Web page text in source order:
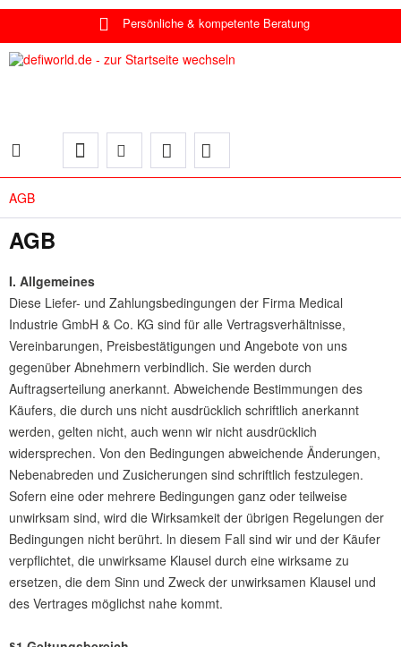
Persönliche & kompetente Beratung
AGB
AGB
I. Allgemeines
Diese Liefer- und Zahlungsbedingungen der Firma Medical
Industrie GmbH & Co. KG sind für alle Vertragsverhältnisse,
Vereinbarungen, Preisbestätigungen und Angebote von uns
gegenüber Abnehmern verbindlich. Sie werden durch
Auftragserteilung anerkannt. Abweichende Bestimmungen des
Käufers, die durch uns nicht ausdrücklich schriftlich anerkannt
werden, gelten nicht, auch wenn wir nicht ausdrücklich
widersprechen. Von den Bedingungen abweichende Änderungen,
Nebenabreden und Zusicherungen sind schriftlich festzulegen.
Sofern eine oder mehrere Bedingungen ganz oder teilweise
unwirksam sind, wird die Wirksamkeit der übrigen Regelungen der
Bedingungen nicht berührt. ln diesem Fall sind wir und der Käufer
verpflichtet, die unwirksame Klausel durch eine wirksame zu
ersetzen, die dem Sinn und Zweck der unwirksamen Klausel und
des Vertrages möglichst nahe kommt.